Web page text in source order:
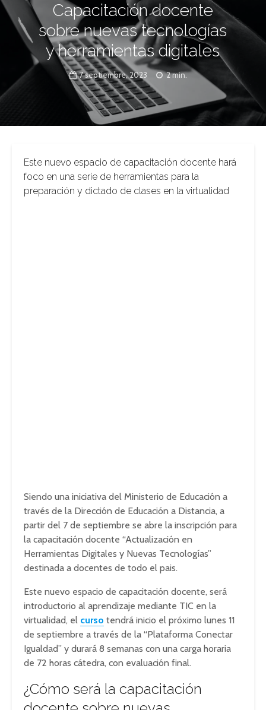
Capacitación docente
sobre nuevas tecnologías
y herramientas digitales
7 septiembre, 2023 2 min.
Este nuevo espacio de capacitación docente hará
foco en una serie de herramientas para la
preparación y dictado de clases en la virtualidad
Siendo una iniciativa del Ministerio de Educación a
través de la Dirección de Educación a Distancia, a
partir del 7 de septiembre se abre la inscripción para
la capacitación docente “Actualización en
Herramientas Digitales y Nuevas Tecnologías”
destinada a docentes de todo el pais.
Este nuevo espacio de capacitación docente, será
introductorio al aprendizaje mediante TIC en la
virtualidad, el curso tendrá inicio el próximo lunes 11
de septiembre a través de la “Plataforma Conectar
Igualdad” y durará 8 semanas con una carga horaria
de 72 horas cátedra, con evaluación final.
¿Cómo será la capacitación